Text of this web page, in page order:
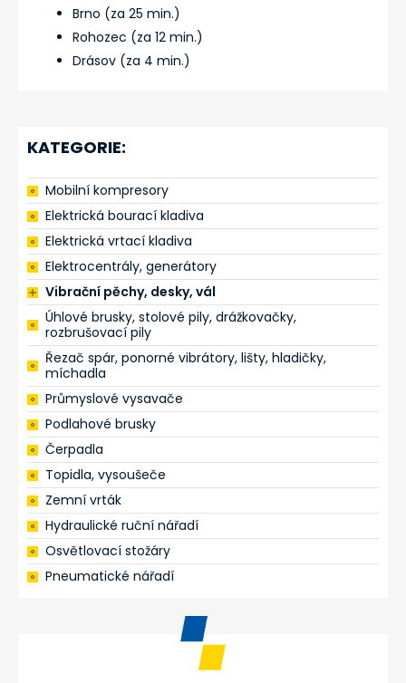
KATEGORIE:
Mobilní kompresory
Elektrická bourací kladiva
Elektrická vrtací kladiva
Elektrocentrály, generátory
Vibrační pěchy, desky, vál
Úhlové brusky, stolové pily, drážkovačky,
rozbrušovací pily
Řezač spár, ponorné vibrátory, lišty, hladičky,
míchadla
Průmyslové vysavače
Podlahové brusky
Čerpadla
Topidla, vysoušeče
Zemní vrták
Hydraulické ruční nářadí
Osvětlovací stožáry
Pneumatické nářadí
Brno (za 25 min.)
Rohozec (za 12 min.)
Drásov (za 4 min.)